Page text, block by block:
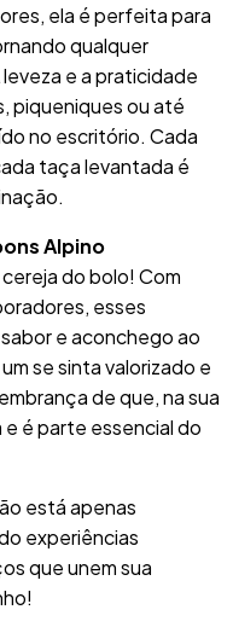
ela é perfeita para
qualquer
e a praticidade
piqueniques ou até
no escritório. Cada
taça levantada é
Alpino
do bolo! Com
esses
e aconchego ao
se sinta valorizado e
de que, na sua
é parte essencial do
está apenas
experiências
que unem sua